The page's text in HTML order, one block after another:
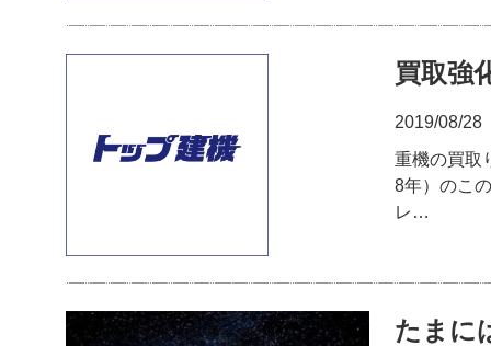
買取強
2019/08/28
重機の買取
8年）のこ
レ…
たまに